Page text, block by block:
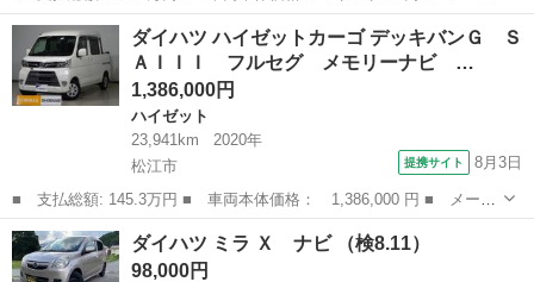
ー名： ダイハツ ■ 車種名： タント ■ グレード名： Ｘ アイ
ドリングストップ 衝突被害軽減システム オートハイビーム コー
ナーセン...
島根 大田市 タント
ダイハツ ハイゼットカーゴ デッキバンＧ Ｓ
ＡＩＩＩ フルセグ メモリーナビ …
1,386,000円
ハイゼット
23,941km
2020年
松江市
提携サイト 8月3日
■ 支払総額: 145.3万円 ■ 車両本体価格： 1,386,000 円 ■ メーカ
ー名： ダイハツ ■ 車種名： ハイゼットカーゴ ■ グレード
名： デッキバンＧ ＳＡＩＩＩ フルセグ メモリーナビ ＤＶＤ
再生 アイド...
島根 松江市 ハイゼット
ダイハツ ミラ Ｘ ナビ （検8.11）
98,000円